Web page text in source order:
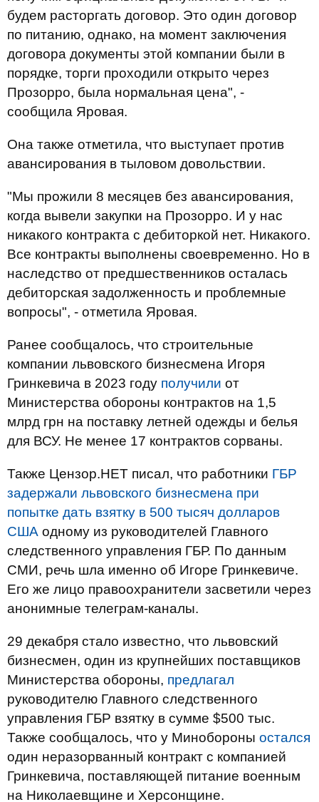
будем расторгать договор. Это один договор
по питанию, однако, на момент заключения
договора документы этой компании были в
порядке, торги проходили открыто через
Прозорро, была нормальная цена", -
сообщила Яровая.
Она также отметила, что выступает против
авансирования в тыловом довольствии.
"Мы прожили 8 месяцев без авансирования,
когда вывели закупки на Прозорро. И у нас
никакого контракта с дебиторкой нет. Никакого.
Все контракты выполнены своевременно. Но в
наследство от предшественников осталась
дебиторская задолженность и проблемные
вопросы", - отметила Яровая.
Ранее сообщалось, что строительные
компании львовского бизнесмена Игоря
Гринкевича в 2023 году получили от
Министерства обороны контрактов на 1,5
млрд грн на поставку летней одежды и белья
для ВСУ. Не менее 17 контрактов сорваны.
Также Цензор.НЕТ писал, что работники ГБР
задержали львовского бизнесмена при
попытке дать взятку в 500 тысяч долларов
США одному из руководителей Главного
следственного управления ГБР. По данным
СМИ, речь шла именно об Игоре Гринкевиче.
Его же лицо правоохранители засветили через
анонимные телеграм-каналы.
29 декабря стало известно, что львовский
бизнесмен, один из крупнейших поставщиков
Министерства обороны, предлагал
руководителю Главного следственного
управления ГБР взятку в сумме $500 тыс.
Также сообщалось, что у Минобороны остался
один неразорванный контракт с компанией
Гринкевича, поставляющей питание военным
на Николаевщине и Херсонщине.